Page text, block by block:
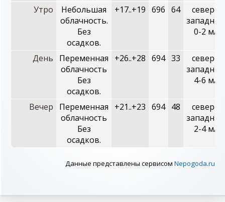
Утро
Небольшая
облачность.
Без
осадков.
+17..+19 696 64
северо-
0-2 м/с
День
Переменная
облачность
Без
осадков.
+26..+28 694 33
северо-
4-6 м/с
Вечер
Переменная
облачность
Без
осадков.
+21..+23 694 48
северо-
2-4 м/с
Данные представлены сервисом Nepogoda.ru